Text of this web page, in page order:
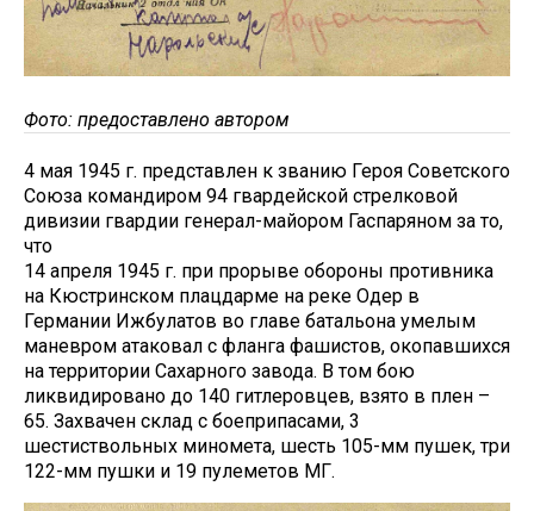
Фото: предоставлено автором
4 мая 1945 г. представлен к званию Героя Советского
Союза командиром 94 гвардейской стрелковой
дивизии гвардии генерал-майором Гаспаряном за то,
что
14 апреля 1945 г. при прорыве обороны противника
на Кюстринском плацдарме на реке Одер в
Германии Ижбулатов во главе батальона умелым
маневром атаковал с фланга фашистов, окопавшихся
на территории Сахарного завода. В том бою
ликвидировано до 140 гитлеровцев, взято в плен –
65. Захвачен склад с боеприпасами, 3
шестиствольных миномета, шесть 105-мм пушек, три
122-мм пушки и 19 пулеметов МГ.